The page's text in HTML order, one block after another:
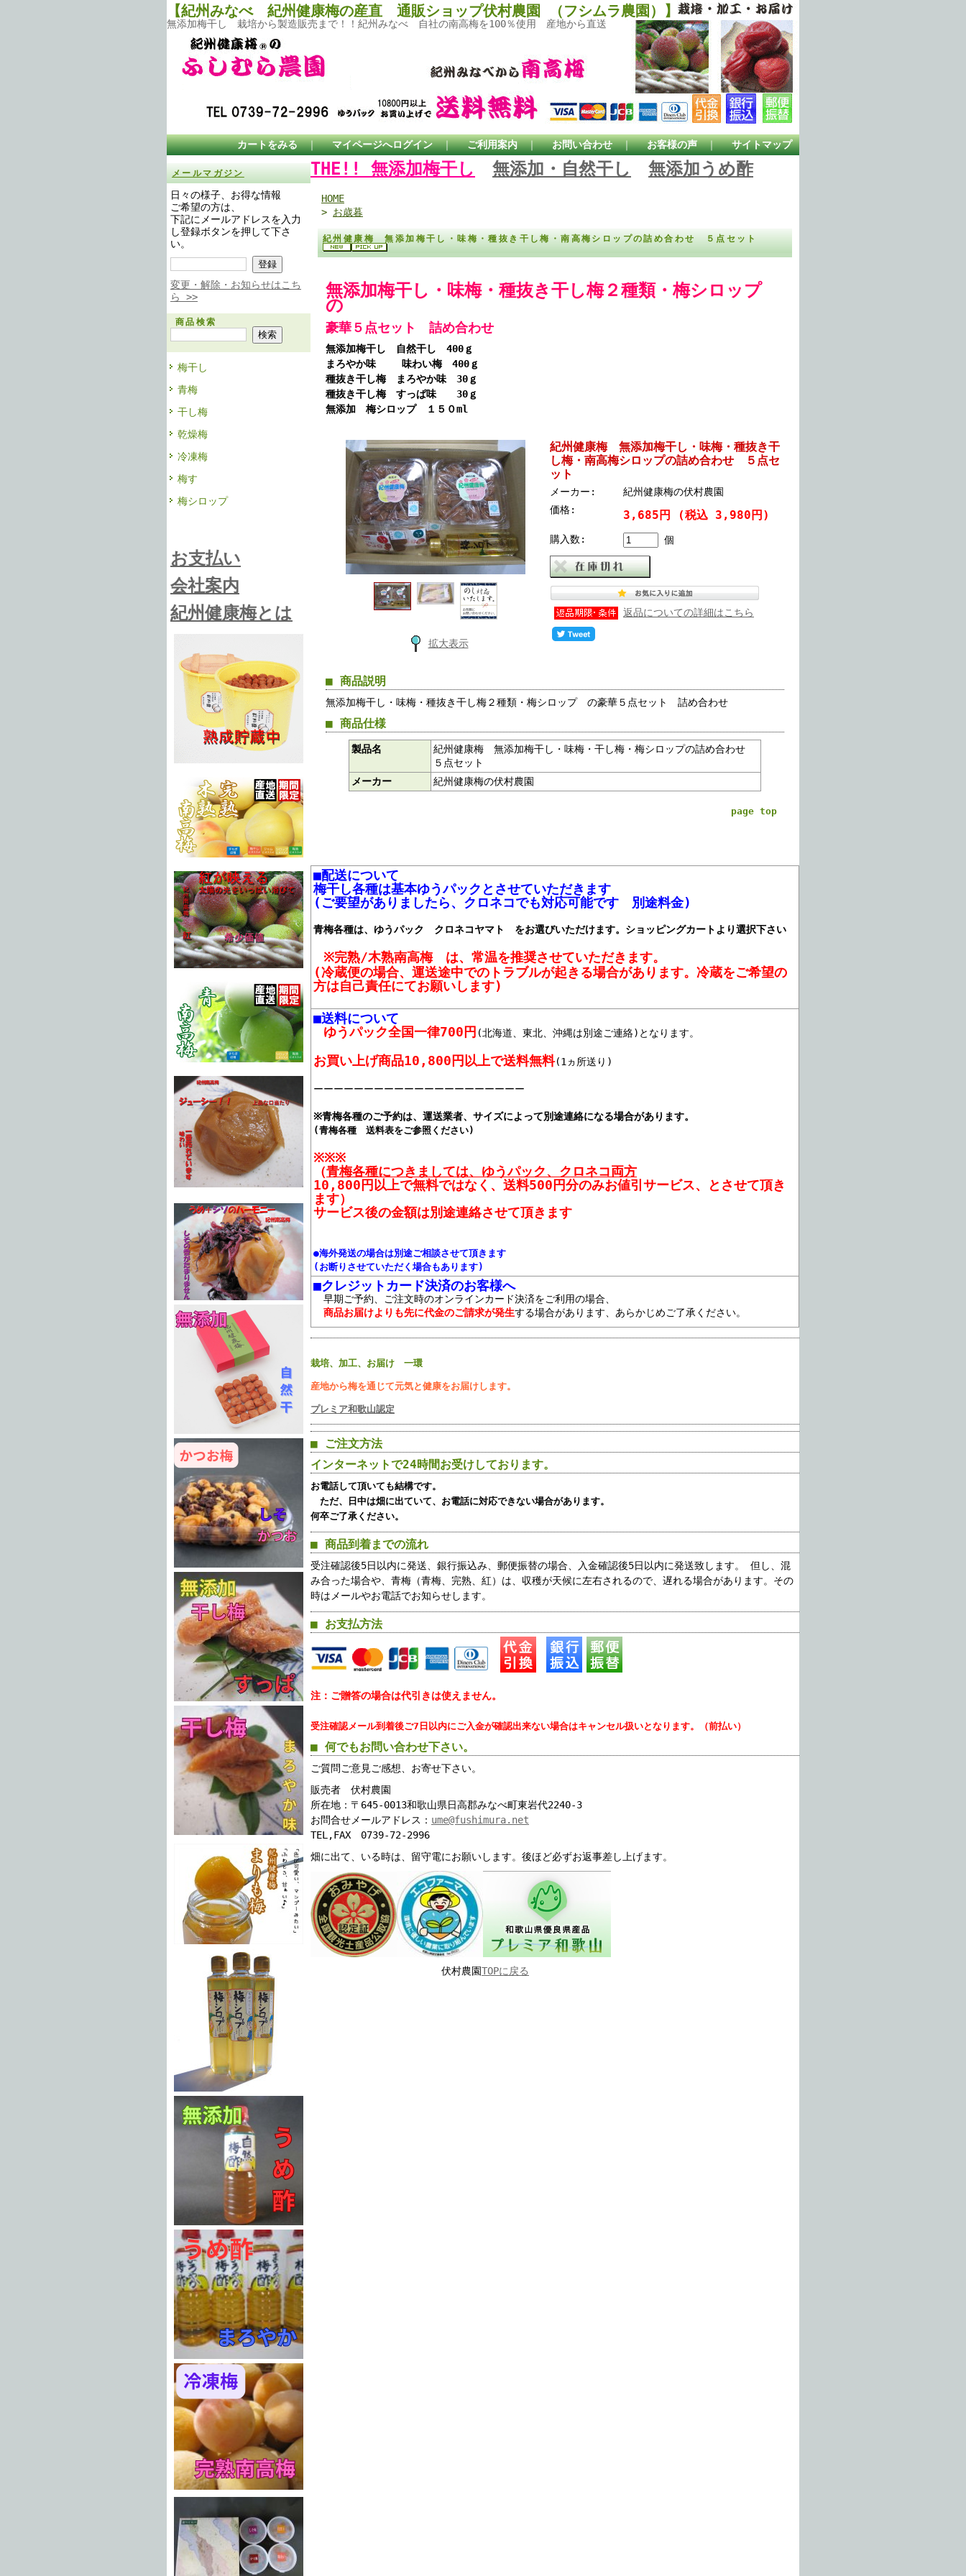
【紀州みなべ 紀州健康梅の産直 通販ショップ伏村農園 （フシムラ農園）】
無添加梅干し 栽培から製造販売まで！！紀州みなべ 自社の南高梅を100％使用 産地から直送
カートをみる ｜ マイページへログイン ｜ ご利用案内 ｜ お問い合わせ ｜ お客様の声 ｜ サイトマップ
メールマガジン
日々の様子、お得な情報
ご希望の方は、
下記にメールアドレスを入力
し登録ボタンを押して下さ
い。
変更・解除・お知らせはこち
ら >>
商品検索
梅干し
青梅
干し梅
乾燥梅
冷凍梅
梅す
梅シロップ
お支払い
会社案内
紀州健康梅とは
THE!! 無添加梅干し 無添加・自然干し 無添加うめ酢
HOME
> お歳暮
紀州健康梅 無添加梅干し・味梅・種抜き干し梅・南高梅シロップの詰め合わせ ５点セット
無添加梅干し・味梅・種抜き干し梅２種類・梅シロップ
の
豪華５点セット 詰め合わせ
無添加梅干し 自然干し 400ｇ
まろやか味 味わい梅 400ｇ
種抜き干し梅 まろやか味 30ｇ
種抜き干し梅 すっぱ味 30ｇ
無添加 梅シロップ １５０ml
拡大表示
紀州健康梅 無添加梅干し・味梅・種抜き干
し梅・南高梅シロップの詰め合わせ ５点セ
ット
メーカー:
紀州健康梅の伏村農園
価格:
3,685円 (税込 3,980円)
購入数: 個
返品についての詳細はこちら
■ 商品説明
無添加梅干し・味梅・種抜き干し梅２種類・梅シロップ の豪華５点セット 詰め合わせ
■ 商品仕様
製品名
紀州健康梅 無添加梅干し・味梅・干し梅・梅シロップの詰め合わせ
５点セット
メーカー
紀州健康梅の伏村農園
page top
■配送について
梅干し各種は基本ゆうパックとさせていただきます
(ご要望がありましたら、クロネコでも対応可能です 別途料金)
青梅各種は、ゆうパック クロネコヤマト をお選びいただけます。ショッピングカートより選択下さい
※完熟/木熟南高梅 は、常温を推奨させていただきます。
(冷蔵便の場合、運送途中でのトラブルが起きる場合があります。冷蔵をご希望の
方は自己責任にてお願いします)
■送料について
ゆうパック全国一律700円 (北海道、東北、沖縄は別途ご連絡)となります。
お買い上げ商品10,800円以上で送料無料(1ヵ所送り)
ーーーーーーーーーーーーーーーーーーーーー
※青梅各種のご予約は、運送業者、サイズによって別途連絡になる場合があります。
(青梅各種 送料表をご参照ください)
※※※
（青梅各種につきましては、ゆうパック、クロネコ両方
10,800円以上で無料ではなく、送料500円分のみお値引サービス、とさせて頂き
ます）
サービス後の金額は別途連絡させて頂きます
●海外発送の場合は別途ご相談させて頂きます
(お断りさせていただく場合もあります)
■クレジットカード決済のお客様へ
早期ご予約、ご注文時のオンラインカード決済をご利用の場合、
商品お届けよりも先に代金のご請求が発生する場合があります、あらかじめご了承ください。
栽培、加工、お届け 一環
産地から梅を通じて元気と健康をお届けします。
プレミア和歌山認定
■ ご注文方法
インターネットで24時間お受けしております。
お電話して頂いても結構です。
ただ、日中は畑に出ていて、お電話に対応できない場合があります。
何卒ご了承ください。
■ 商品到着までの流れ
受注確認後5日以内に発送、銀行振込み、郵便振替の場合、入金確認後5日以内に発送致します。 但し、混
み合った場合や、青梅（青梅、完熟、紅）は、収穫が天候に左右されるので、遅れる場合があります。その
時はメールやお電話でお知らせします。
■ お支払方法
注：ご贈答の場合は代引きは使えません。
受注確認メール到着後ご7日以内にご入金が確認出来ない場合はキャンセル扱いとなります。（前払い）
■ 何でもお問い合わせ下さい。
ご質問ご意見ご感想、お寄せ下さい。
販売者 伏村農園
所在地：〒645-0013和歌山県日高郡みなべ町東岩代2240-3
お問合せメールアドレス： ume@fushimura.net
TEL,FAX 0739-72-2996
畑に出て、いる時は、留守電にお願いします。後ほど必ずお返事差し上げます。
伏村農園TOPに戻る